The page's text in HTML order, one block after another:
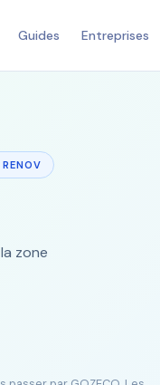
Guides Entreprises
zone